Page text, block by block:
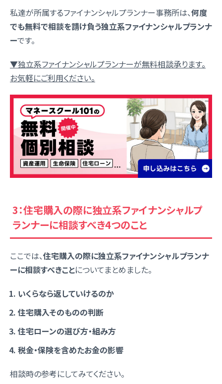
私達が所属するファイナンシャルプランナー事務所は、何度
でも無料で相談を請け負う独立系ファイナンシャルプランナ
ーです。
▼独立系ファイナンシャルプランナーが無料相談承ります。
お気軽にご利用ください。
3：住宅購入の際に独立系ファイナンシャルプ
ランナーに相談すべき4つのこと
ここでは、住宅購入の際に独立系ファイナンシャルプランナ
ーに相談すべきことについてまとめました。
いくらなら返していけるのか
住宅購入そのものの判断
住宅ローンの選び方・組み方
税金・保険を含めたお金の影響
相談時の参考にしてみてください。